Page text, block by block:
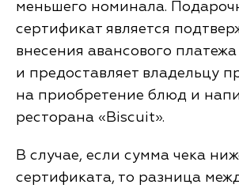
меньшего номинала.
сертификат является
внесения авансового платежа
и предоставляет владельцу
на приобретение блюд и
ресторана «Biscuit».
В случае, если сумма чека
сертификата, то разница